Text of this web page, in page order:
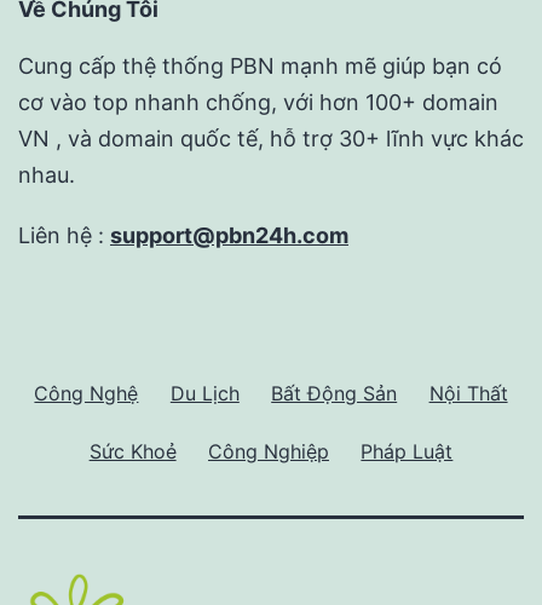
Về Chúng Tôi
Cung cấp thệ thống PBN mạnh mẽ giúp bạn có
cơ vào top nhanh chống, với hơn 100+ domain
VN , và domain quốc tế, hỗ trợ 30+ lĩnh vực khác
nhau.
Liên hệ : support@pbn24h.com
Công Nghệ Du Lịch Bất Động Sản Nội Thất
Sức Khoẻ Công Nghiệp Pháp Luật